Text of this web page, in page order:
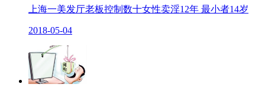
上海一美发厅老板控制数十女性卖淫12年 最小者14岁
2018-05-04